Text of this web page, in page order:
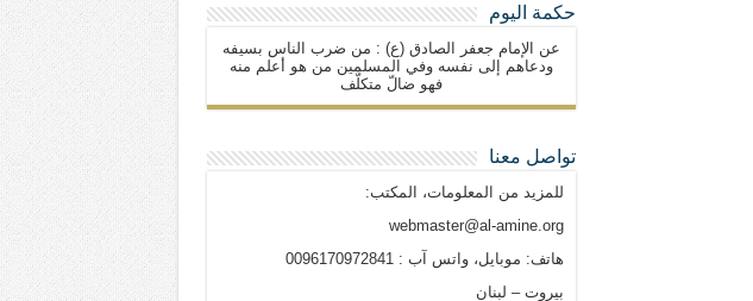
حكمة اليوم
عن الإمام جعفر الصادق (ع) : من ضرب الناس بسيفه
ودعاهم إلى نفسه وفي المسلمين من هو أعلم منه
فهو ضالّ متكلّف
تواصل معنا
للمزيد من المعلومات، المكتب:
webmaster@al-amine.org
هاتف: موبايل، واتس آب : 0096170972841
بيروت – لبنان